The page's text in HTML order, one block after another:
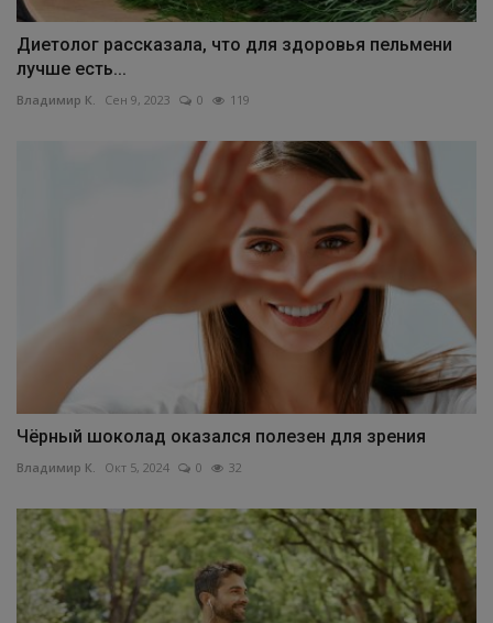
Диетолог рассказала, что для здоровья пельмени
лучше есть...
Владимир К. Сен 9, 2023 0 119
Чёрный шоколад оказался полезен для зрения
Владимир К. Окт 5, 2024 0 32